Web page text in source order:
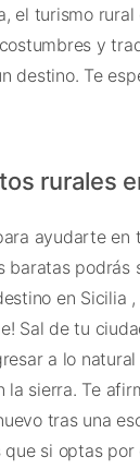
el turismo
y
destino. Te
rurales
ayudarte en
baratas podrás
en Sicilia ,
Sal de tu
a lo
la sierra. Te
tras una
que si optas